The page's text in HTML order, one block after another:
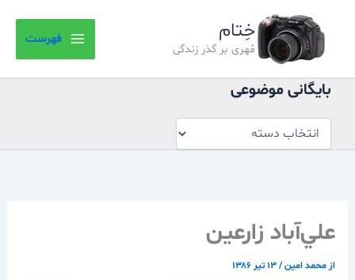
خِتام
مُهری بر گذر زندگی
فهرست
بایگانی موضوعی
موضوعی
علي‌آباد زارعين
از محمد امین/۱۳ تیر ۱۳۸۶